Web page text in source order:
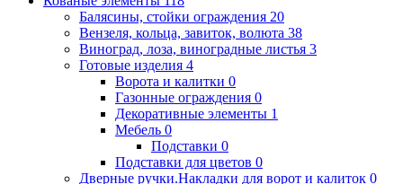
Балясины, стойки ограждения 20
Вензеля, кольца, завиток, волюта 38
Виноград, лоза, виноградные листья 3
Готовые изделия 4
Ворота и калитки 0
Газонные ограждения 0
Декоративные элементы 1
Мебель 0
Подставки 0
Подставки для цветов 0
Дверные ручки.Накладки для ворот и калиток 0